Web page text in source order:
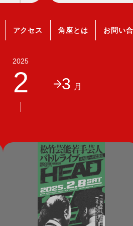
アクセス 角座とは お問い
2025
2 3 月